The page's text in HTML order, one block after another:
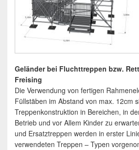
Geländer bei Fluchttreppen bzw.
Freising
Die Verwendung von fertigen
Füllstäben im Abstand von max. 12cm
Treppenkonstruktion in Bereichen, in
Betrieb und vor Allem Kinder zu
und Ersatztreppen werden in erster
verwendeten Treppen – Typen